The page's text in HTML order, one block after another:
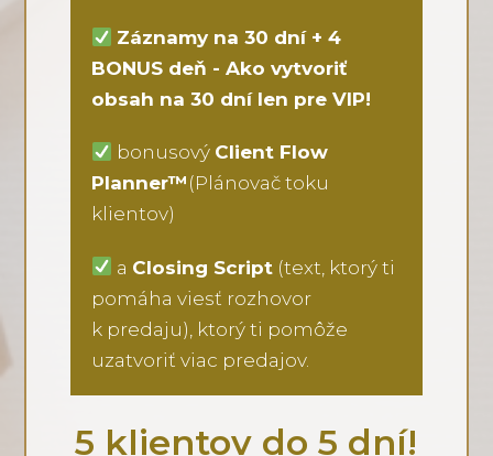
Záznamy na 30 dní + 4
BONUS deň - Ako vytvoriť
obsah na 30 dní len pre VIP!
bonusový Client Flow
Planner™ (Plánovač toku
klientov)
a Closing Script (text, ktorý ti
pomáha viesť rozhovor
k predaju), ktorý ti pomôže
uzatvoriť viac predajov.
5 klientov do 5 dní!